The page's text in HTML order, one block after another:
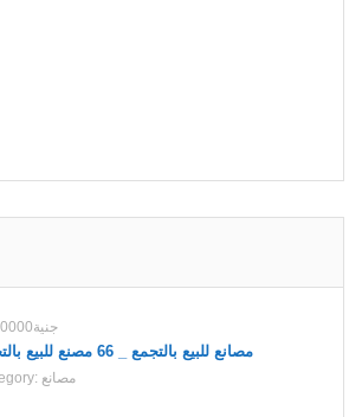
1000000جنية
مصانع للبيع بالتجمع _ 66 مصنع للبيع بالتجمع
مصانع